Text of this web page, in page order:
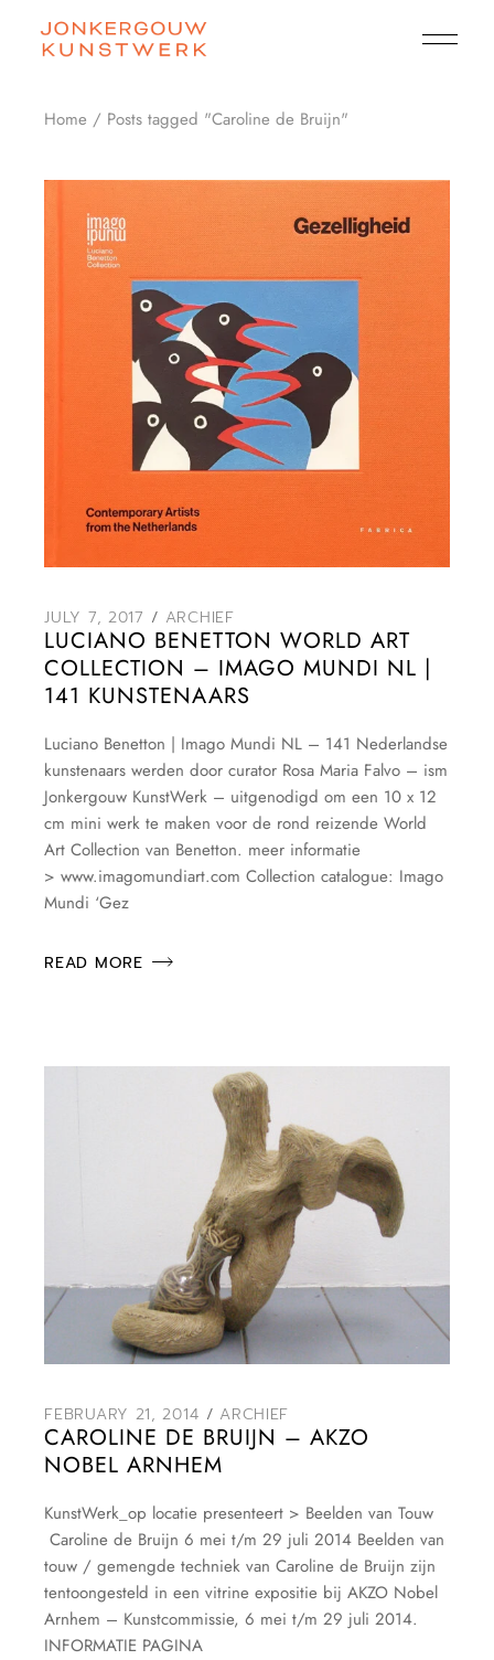
content
Home Posts tagged "Caroline de Bruijn"
JULY 7, 2017 ARCHIEF
LUCIANO BENETTON WORLD ART
COLLECTION – IMAGO MUNDI NL |
141 KUNSTENAARS
Luciano Benetton | Imago Mundi NL – 141 Nederlandse
kunstenaars werden door curator Rosa Maria Falvo – ism
Jonkergouw KunstWerk – uitgenodigd om een 10 x 12
cm mini werk te maken voor de rond reizende World
Art Collection van Benetton. meer informatie
> www.imagomundiart.com Collection catalogue: Imago
Mundi ‘Gez
READ MORE
FEBRUARY 21, 2014 ARCHIEF
CAROLINE DE BRUIJN – AKZO
NOBEL ARNHEM
KunstWerk_op locatie presenteert > Beelden van Touw
Caroline de Bruijn 6 mei t/m 29 juli 2014 Beelden van
touw / gemengde techniek van Caroline de Bruijn zijn
tentoongesteld in een vitrine expositie bij AKZO Nobel
Arnhem – Kunstcommissie, 6 mei t/m 29 juli 2014.
INFORMATIE PAGINA